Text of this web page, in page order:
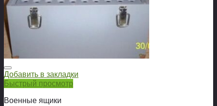
Добавить в закладки
Быстрый просмотр
Военные ящики